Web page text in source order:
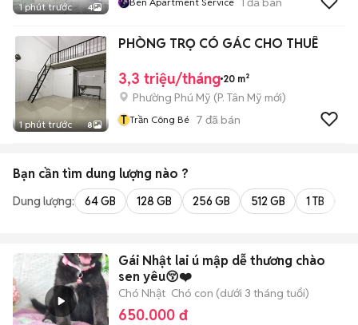
1 phút trước 4
1 phút trước 8
PHÒNG TRỌ CÓ GÁC CHO THUÊ
3,3 triệu/tháng 20 m²
Phường Phú Mỹ (P. Tân Mỹ mới)
T Trần Công Bé 7 đã bán
Bạn cần tìm dung lượng nào ?
Dung lượng: 64 GB 128 GB 256 GB 512 GB 1 TB
Gái Nhật lai ú mập dễ thương chào
sen yêu😚❤️
Chó Nhật Chó con (dưới 3 tháng tuổi)
650.000 đ